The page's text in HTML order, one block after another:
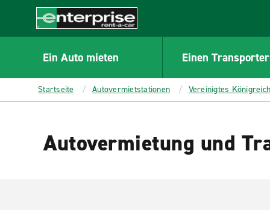
CONTENT
Enterprise
Ein Auto mieten Einen
Startseite Autovermietstationen Vereinigtes Königreich
Autovermietung und